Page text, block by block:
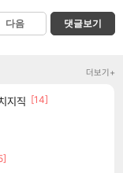
다음 댓글보기
더보기+
지직 [14]